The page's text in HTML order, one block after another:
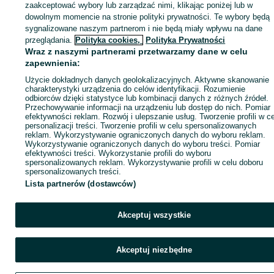
Kup
zaakceptować wybory lub zarządzać nimi, klikając poniżej lub w
dowolnym momencie na stronie polityki prywatności. Te wybory będą
sygnalizowane naszym partnerom i nie będą miały wpływu na dane
przeglądania. Polityka cookies, Polityka Prywatności
Wraz z naszymi partnerami przetwarzamy dane w celu
zapewnienia:
Użycie dokładnych danych geolokalizacyjnych. Aktywne skanowanie
charakterystyki urządzenia do celów identyfikacji. Rozumienie
odbiorców dzięki statystyce lub kombinacji danych z różnych źródeł.
Przechowywanie informacji na urządzeniu lub dostęp do nich. Pomiar
efektywności reklam. Rozwój i ulepszanie usług. Tworzenie profili w
personalizacji treści. Tworzenie profili w celu spersonalizowanych
reklam. Wykorzystywanie ograniczonych danych do wyboru reklam.
Wykorzystywanie ograniczonych danych do wyboru treści. Pomiar
efektywności treści. Wykorzystanie profili do wyboru
spersonalizowanych reklam. Wykorzystywanie profili w celu doboru
spersonalizowanych treści.
Lista partnerów (dostawców)
Akceptuj wszystkie
Akceptuj niezbędne